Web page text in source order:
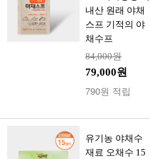
내산 원래 야채
스프 기적의 야
채수프
84,000원
79,000원
790원 적립
유기농 야채수
재료 오채수 15